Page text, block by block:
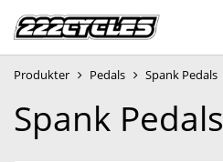
Produkter Pedals Spank Pedals
Spank Pedals